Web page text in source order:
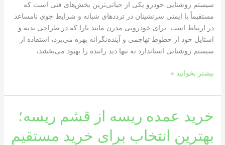
سیستم روشنایی خودرو یکی از حیاتی‌ترین بخش‌های فنی است که
مستقیماً با ایمنی سرنشینان در ترددهای شبانه و شرایط جوی نامساعد
در ارتباط است. برای خودرویی مدرن مانند تارا که در طراحی بدنه و
استایل خود از خطوط تهاجمی و آینده‌نگرانه بهره می‌برد، استفاده از
سیستم روشنایی استاندارد نه تنها دید راننده را بهبود می‌بخشد،
نوری
استاندارد
و
قدرتمند
انتخاب
بیشتر بخوانید »
خرید عمده ریسه از قشم ریسه؛
بهترین انتخاب برای خرید مستقیم
خرید
عمده
ریسه